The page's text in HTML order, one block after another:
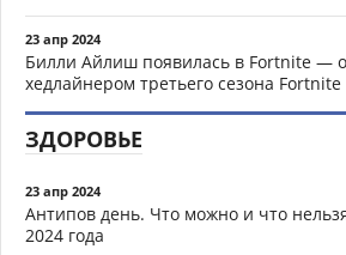
23 апр 2024
Билли Айлиш появилась в Fortnite —
хедлайнером третьего сезона Fortnite
ЗДОРОВЬЕ
23 апр 2024
Антипов день. Что можно и что
2024 года